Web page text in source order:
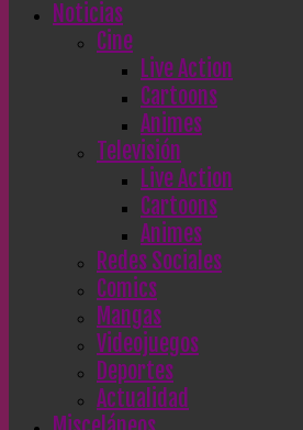
Noticias
Cine
Live Action
Cartoons
Animes
Televisión
Live Action
Cartoons
Animes
Redes Sociales
Comics
Mangas
Videojuegos
Deportes
Actualidad